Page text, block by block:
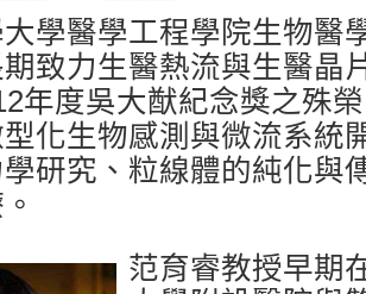
學醫學工程學院生物醫
致力生醫熱流與生醫晶
年度吳大猷紀念獎之殊
化生物感測與微流系統
研究、粒線體的純化與
范育睿教授早期